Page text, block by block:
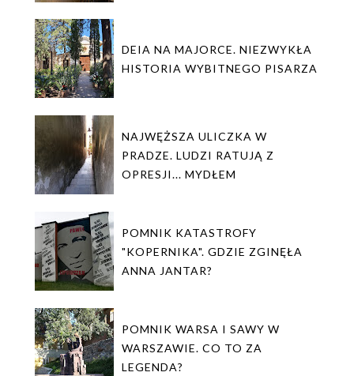
DEIA NA MAJORCE. NIEZWYKŁA
HISTORIA WYBITNEGO PISARZA
NAJWĘŻSZA ULICZKA W
PRADZE. LUDZI RATUJĄ Z
OPRESJI... MYDŁEM
POMNIK KATASTROFY
"KOPERNIKA". GDZIE ZGINĘŁA
ANNA JANTAR?
POMNIK WARSA I SAWY W
WARSZAWIE. CO TO ZA
LEGENDA?